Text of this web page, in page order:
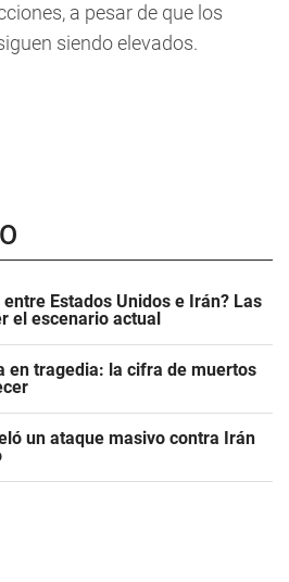
a pesar de que los
siendo elevados.
Estados Unidos e Irán? Las
el escenario actual
en tragedia: la cifra de muertos
un ataque masivo contra Irán